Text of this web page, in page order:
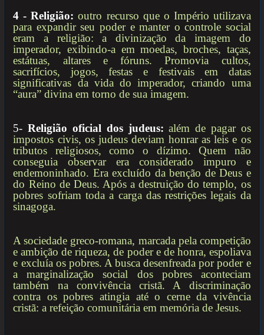
4 - Religião:outro recurso que o Império utilizava
para expandir seu poder e manter o controle social
eram a religião: a divinização da imagem do
imperador, exibindo-a em moedas, broches, taças,
estátuas, altares e fóruns. Promovia cultos,
sacrifícios, jogos, festas e festivais em datas
significativas da vida do imperador, criando uma
“aura” divina em torno de sua imagem.
5-Religião oficial dos judeus: além de pagar os
impostos civis, os judeus deviam honrar as leis e os
tributos religiosos, como o dízimo. Quem não
conseguia observar era considerado impuro e
endemoninhado. Era excluído da benção de Deus e
do Reino de Deus. Após a destruição do templo, os
pobres sofriam toda a carga das restrições legais da
sinagoga.
A sociedade greco-romana, marcada pela competição
e ambição de riqueza, de poder e de honra, espoliava
e excluía os pobres. A busca desenfreada por poder e
a marginalização social dos pobres aconteciam
também na convivência cristã. A discriminação
contra os pobres atingia até o cerne da vivência
cristã: a refeição comunitária em memória de Jesus.